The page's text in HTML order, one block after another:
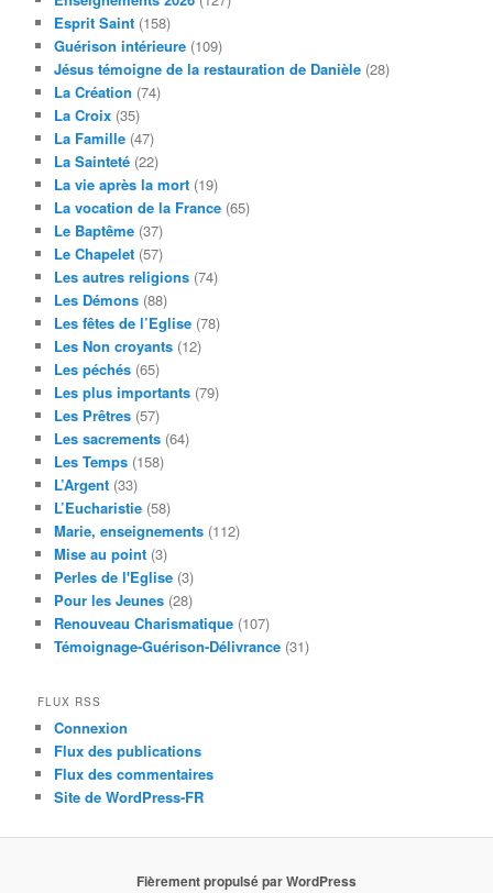
Esprit Saint (158)
Guérison intérieure (109)
Jésus témoigne de la restauration de Danièle (28)
La Création (74)
La Croix (35)
La Famille (47)
La Sainteté (22)
La vie après la mort (19)
La vocation de la France (65)
Le Baptême (37)
Le Chapelet (57)
Les autres religions (74)
Les Démons (88)
Les fêtes de l’Eglise (78)
Les Non croyants (12)
Les péchés (65)
Les plus importants (79)
Les Prêtres (57)
Les sacrements (64)
Les Temps (158)
L’Argent (33)
L’Eucharistie (58)
Marie, enseignements (112)
Mise au point (3)
Perles de l'Eglise (3)
Pour les Jeunes (28)
Renouveau Charismatique (107)
Témoignage-Guérison-Délivrance (31)
FLUX RSS
Connexion
Flux des publications
Flux des commentaires
Site de WordPress-FR
Fièrement propulsé par WordPress